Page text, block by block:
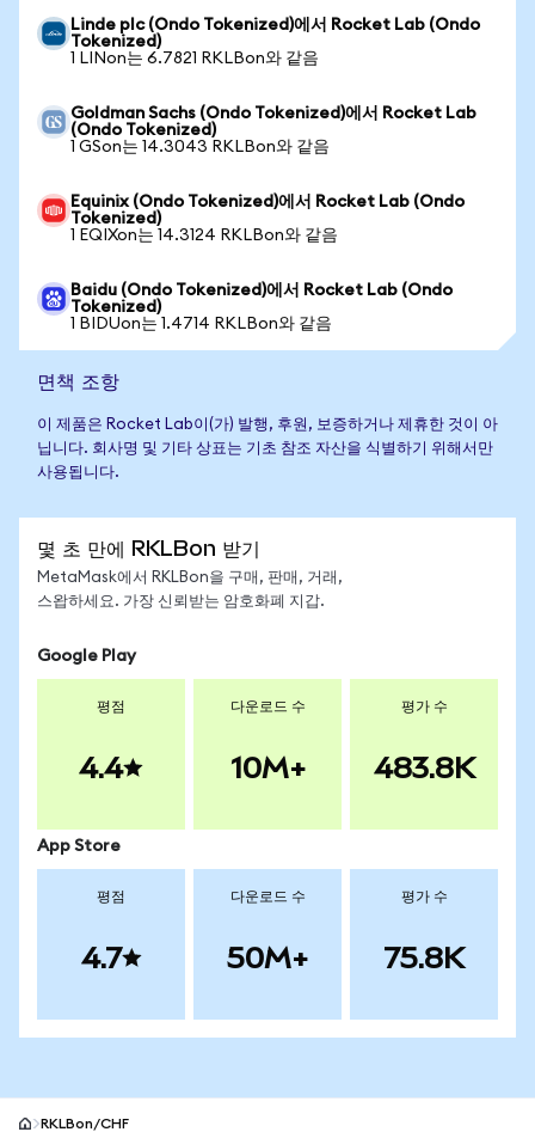
Linde plc (Ondo Tokenized)에서 Rocket Lab (Ondo
Tokenized)
1 LINon는 6.7821 RKLBon와 같음
Goldman Sachs (Ondo Tokenized)에서 Rocket Lab
(Ondo Tokenized)
1 GSon는 14.3043 RKLBon와 같음
Equinix (Ondo Tokenized)에서 Rocket Lab (Ondo
Tokenized)
1 EQIXon는 14.3124 RKLBon와 같음
Baidu (Ondo Tokenized)에서 Rocket Lab (Ondo
Tokenized)
1 BIDUon는 1.4714 RKLBon와 같음
면책 조항
이 제품은 Rocket Lab이(가) 발행, 후원, 보증하거나 제휴한 것이 아
닙니다. 회사명 및 기타 상표는 기초 참조 자산을 식별하기 위해서만
사용됩니다.
몇 초 만에 RKLBon 받기
MetaMask에서 RKLBon을 구매, 판매, 거래,
스왑하세요. 가장 신뢰받는 암호화폐 지갑.
Google Play
평점
4.4
다운로드 수
10M+
평가 수
483.8K
App Store
평점
4.7
다운로드 수
50M+
평가 수
75.8K
RKLBon/CHF